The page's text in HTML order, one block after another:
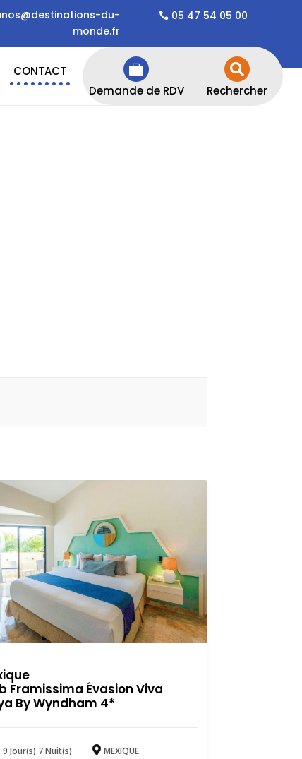
du-
monde.fr
05 47 54 05 00
CONTACT 
Demande de RDV

Rechercher
Framissima Évasion Viva
By Wyndham 4*
9 Jour(s) 7 Nuit(s)
MEXIQUE